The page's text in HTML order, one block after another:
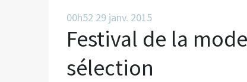
00h52 29 janv. 2015
Festival de la
sélection